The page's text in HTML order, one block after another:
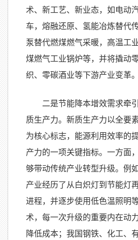
术、新工艺、新业态，如电动
车，熔融还原、氢能冶炼替代
泵替代燃煤燃气采暖，高温工
煤燃气工业锅炉等，并将撬动
织、零碳酒业等下游产业变革。
二是节能降本增效需求牵
质生产力。新质生产力以全要
为核心标志，能源利用效率的
产力的一项关键指标。一方面
够带动传统产业转型升级。例
产业经历了从白炽灯到节能灯
进程，并逐步使用低色温照明
术，每一次升级的重要内在动
降低成本；我国钢铁、化工、